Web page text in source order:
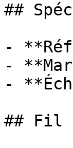
##
-
-
-
## Fil